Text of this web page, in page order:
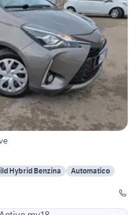
Hybrid Benzina
Automatico